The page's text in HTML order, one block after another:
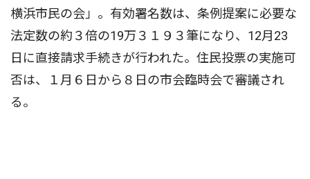
横浜市民の会」。有効署名数は、条例提案に必要な
法定数の約３倍の19万３１９３筆になり、12月23
日に直接請求手続きが行われた。住民投票の実施可
否は、１月６日から８日の市会臨時会で審議され
る。